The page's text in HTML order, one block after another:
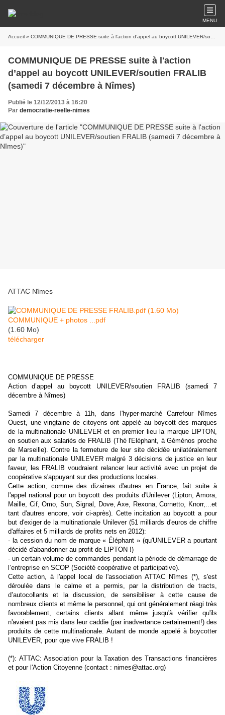
MENU
Accueil » COMMUNIQUE DE PRESSE suite à l'action d’appel au boycott UNILEVER/soutien FRALIB (samedi 7 décembre à Nîmes)
COMMUNIQUE DE PRESSE suite à l'action
d’appel au boycott UNILEVER/soutien FRALIB
(samedi 7 décembre à Nîmes)
Publié le 12/12/2013 à 16:20
Par democratie-reelle-nimes
ATTAC Nîmes
COMMUNIQUE + photos ...pdf
(1.60 Mo)
télécharger
COMMUNIQUE DE PRESSE
Action d’appel au boycott UNILEVER/soutien FRALIB (samedi 7
décembre à Nîmes)
Samedi 7 décembre à 11h, dans l'hyper-marché Carrefour Nîmes
Ouest, une vingtaine de citoyens ont appelé au boycott des marques
de la multinationale UNILEVER et en premier lieu la marque LIPTON,
en soutien aux salariés de FRALIB (Thé l'Eléphant, à Géménos proche
de Marseille). Contre la fermeture de leur site décidée unilatéralement
par la multinationale UNILEVER malgré 3 décisions de justice en leur
faveur, les FRALIB voudraient relancer leur activité avec un projet de
coopérative s'appuyant sur des productions locales.
Cette action, comme des dizaines d'autres en France, fait suite à
l'appel national pour un boycott des produits d'Unilever (Lipton, Amora,
Maille, Cif, Omo, Sun, Signal, Dove, Axe, Rexona, Cornetto, Knorr,...et
tant d'autres encore, voir ci-après). Cette incitation au boycott a pour
but d'exiger de la multinationale Unilever (51 milliards d'euros de chiffre
d'affaires et 5 milliards de profits nets en 2012):
- la cession du nom de marque « Éléphant » (qu'UNILEVER a pourtant
décidé d'abandonner au profit de LIPTON !)
- un certain volume de commandes pendant la période de démarrage de
l’entreprise en SCOP (Société coopérative et participative).
Cette action, à l'appel local de l'association ATTAC Nîmes (*), s'est
déroulée dans le calme et a permis, par la distribution de tracts,
d’autocollants et la discussion, de sensibiliser à cette cause de
nombreux clients et même le personnel, qui ont généralement réagi très
favorablement, certains clients allant même jusqu'à vérifier qu'ils
n'avaient pas mis dans leur caddie (par inadvertance certainement!) des
produits de cette multinationale. Autant de monde appelé à boycotter
UNILEVER, pour que vive FRALIB !
(*): ATTAC: Association pour la Taxation des Transactions financières
et pour l'Action Citoyenne (contact : nimes@attac.org)